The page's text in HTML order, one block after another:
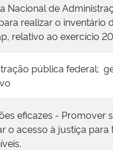
Nacional de
realizar o
relativo ao exercício
pública federal;
eficazes -
o acesso à justiça